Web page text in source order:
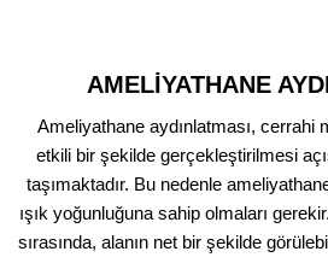
AMELİYATHANE
Ameliyathane aydınlatması, cerrahi
etkili bir şekilde gerçekleştirilmesi
taşımaktadır. Bu nedenle
ışık yoğunluğuna sahip olmaları
sırasında, alanın net bir şekilde